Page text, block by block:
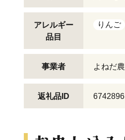
アレルギー
品目
りんご
事業者 よねだ
返礼品ID 6742896